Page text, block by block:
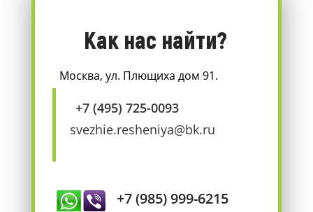
Как нас найти?
Москва, ул. Плющиха дом 91.
+7 (495) 725-0093
svezhie.resheniya@bk.ru
+7 (985) 999-6215